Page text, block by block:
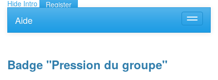
Hide Intro
Register
Basculer
la
Aide
Badge "Pression du groupe"